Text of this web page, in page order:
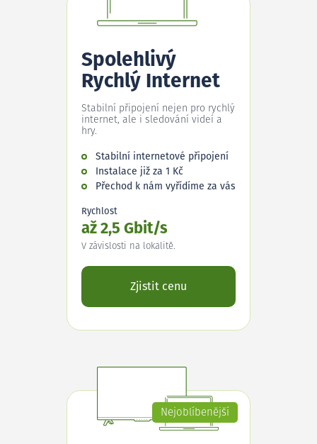
Spolehlivý
Rychlý Internet
Stabilní připojení nejen pro rychlý
internet, ale i sledování videí a
hry.
Stabilní internetové připojení
Instalace již za 1 Kč
Přechod k nám vyřídíme za vás
Rychlost
až 2,5 Gbit/s
V závislosti na lokalitě.
Zjistit cenu
Nejoblíbenější